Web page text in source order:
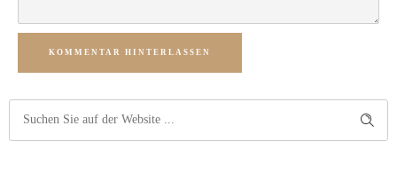
KOMMENTAR HINTERLASSEN